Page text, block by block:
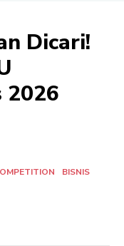
Dicari!
2026
BISNIS